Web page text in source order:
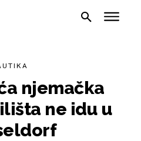
njemačka
ne idu u